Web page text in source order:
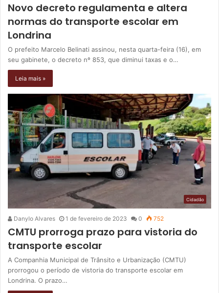
Novo decreto regulamenta e altera
normas do transporte escolar em
Londrina
O prefeito Marcelo Belinati assinou, nesta quarta-feira (16), em
seu gabinete, o decreto nº 853, que diminui taxas e o…
Leia mais »
Cidadão
Danylo Alvares 1 de fevereiro de 2023 0 752
CMTU prorroga prazo para vistoria do
transporte escolar
A Companhia Municipal de Trânsito e Urbanização (CMTU)
prorrogou o período de vistoria do transporte escolar em
Londrina. O prazo…